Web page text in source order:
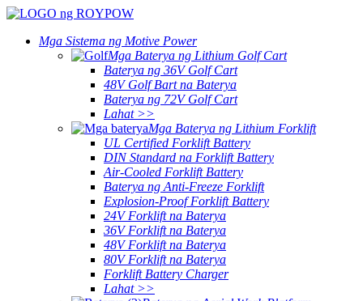
Mga Sistema ng Motive Power
Mga Baterya ng Lithium Golf Cart
Baterya ng 36V Golf Cart
48V Golf Bart na Baterya
Baterya ng 72V Golf Cart
Lahat >>
Mga Baterya ng Lithium Forklift
UL Certified Forklift Battery
DIN Standard na Forklift Battery
Air-Cooled Forklift Battery
Baterya ng Anti-Freeze Forklift
Explosion-Proof Forklift Battery
24V Forklift na Baterya
36V Forklift na Baterya
48V Forklift na Baterya
80V Forklift na Baterya
Forklift Battery Charger
Lahat >>